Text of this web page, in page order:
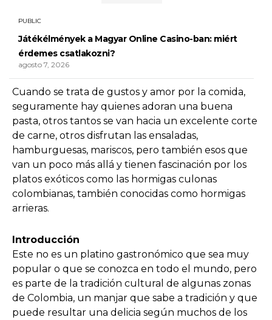
Cuando se trata de gustos y amor por la comida,
seguramente hay quienes adoran una buena
pasta, otros tantos se van hacia un excelente corte
de carne, otros disfrutan las ensaladas,
hamburguesas, mariscos, pero también esos que
van un poco más allá y tienen fascinación por los
platos exóticos como las hormigas culonas
colombianas, también conocidas como hormigas
arrieras.
Introducción
Este no es un platino gastronómico que sea muy
popular o que se conozca en todo el mundo, pero
es parte de la tradición cultural de algunas zonas
de Colombia, un manjar que sabe a tradición y que
puede resultar una delicia según muchos de los
PUBLIC
Játékélmények a Magyar Online Casino-ban: miért
érdemes csatlakozni?
agosto 7, 2026